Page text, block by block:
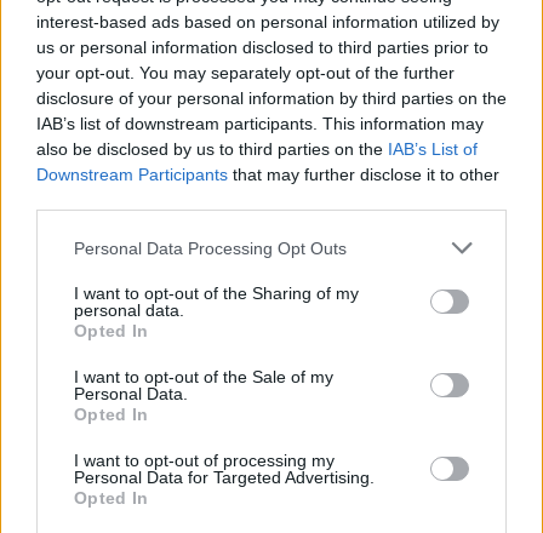
interest-based ads based on personal information utilized by
us or personal information disclosed to third parties prior to
your opt-out. You may separately opt-out of the further
disclosure of your personal information by third parties on the
IAB’s list of downstream participants. This information may
also be disclosed by us to third parties on the IAB’s List of
Downstream Participants that may further disclose it to other
Personal Data Processing Opt Outs
I want to opt-out of the Sharing of my
personal data.
Opted In
I want to opt-out of the Sale of my
Personal Data.
Opted In
I want to opt-out of processing my
Personal Data for Targeted Advertising.
Opted In
futuro do mercado de
trabalho na região
Sociedade e Espaços de
Fronteira”
ARTIGOS RELACIONADOSMAIS DO AUTOR
Deputados do PSD saúdam Banda
Sinfónica da ARMAB pelo 1º lugar no
certame internacional de Valência